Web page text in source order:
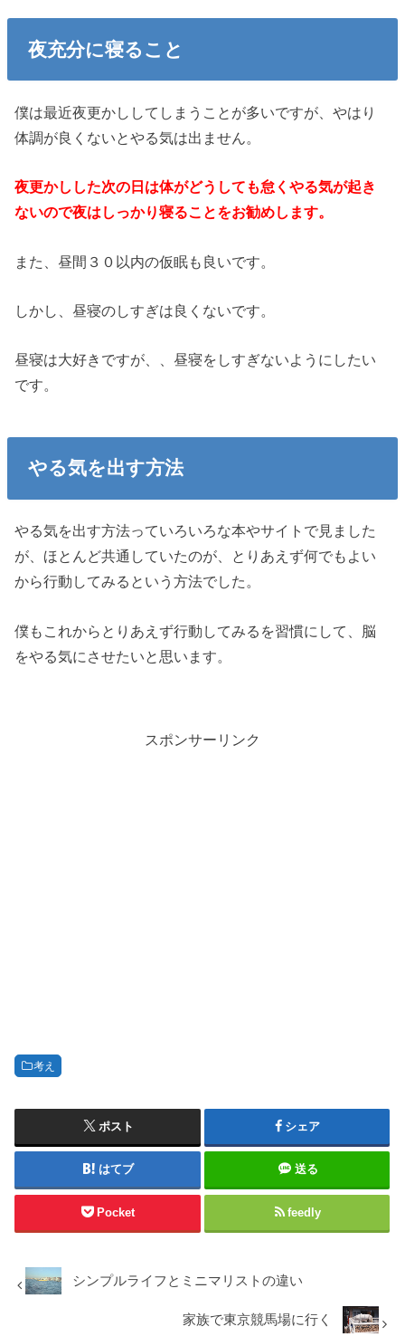
夜充分に寝ること
僕は最近夜更かししてしまうことが多いですが、やはり
体調が良くないとやる気は出ません。
夜更かしした次の日は体がどうしても怠くやる気が起き
ないので夜はしっかり寝ることをお勧めします。
また、昼間３０以内の仮眠も良いです。
しかし、昼寝のしすぎは良くないです。
昼寝は大好きですが、、昼寝をしすぎないようにしたい
です。
やる気を出す方法
やる気を出す方法っていろいろな本やサイトで見ました
が、ほとんど共通していたのが、とりあえず何でもよい
から行動してみるという方法でした。
僕もこれからとりあえず行動してみるを習慣にして、脳
をやる気にさせたいと思います。
スポンサーリンク
考え
ポスト シェア
はてブ 送る
Pocket feedly
シンプルライフとミニマリストの違い
家族で東京競馬場に行く